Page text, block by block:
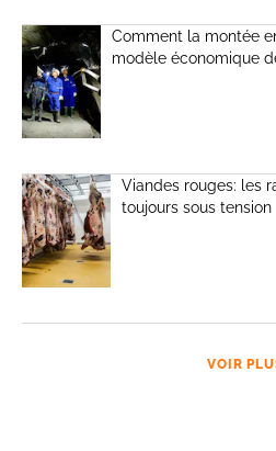
Comment la montée
modèle économique
Viandes rouges: les
toujours sous tension
VOIR